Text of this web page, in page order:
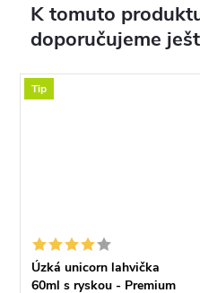
K tomuto
doporučujeme
Tip
Úzká unicorn lahvička
60ml s ryskou - Premium